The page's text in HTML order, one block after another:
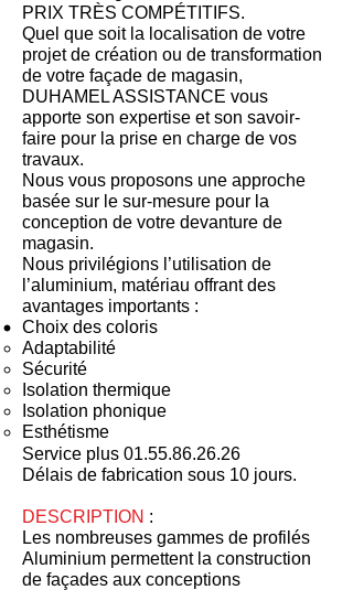
PRIX TRÈS COMPÉTITIFS.
Quel que soit la localisation de votre
projet de création ou de transformation
de votre façade de magasin,
DUHAMEL ASSISTANCE vous
apporte son expertise et son savoir-
faire pour la prise en charge de vos
travaux.
Nous vous proposons une approche
basée sur le sur-mesure pour la
conception de votre devanture de
magasin.
Nous privilégions l’utilisation de
l’aluminium, matériau offrant des
avantages importants :
Choix des coloris
Adaptabilité
Sécurité
Isolation thermique
Isolation phonique
Esthétisme
Service plus 01.55.86.26.26
Délais de fabrication sous 10 jours.
DESCRIPTION :
Les nombreuses gammes de profilés
Aluminium permettent la construction
de façades aux conceptions